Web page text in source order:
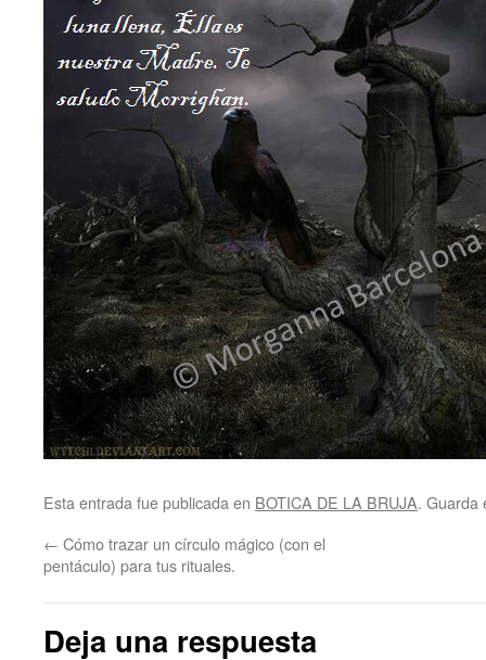
Esta entrada fue publicada en BOTICA DE LA BRUJA. Guarda
← Cómo trazar un círculo mágico (con el
pentáculo) para tus rituales.
Deja una respuesta